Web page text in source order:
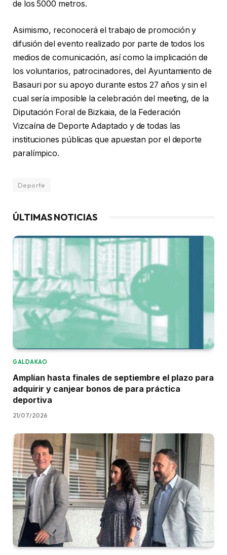
de los 5000 metros.
Asimismo, reconocerá el trabajo de promoción y
difusión del evento realizado por parte de todos los
medios de comunicación, así como la implicación de
los voluntarios, patrocinadores, del Ayuntamiento de
Basauri por su apoyo durante estos 27 años y sin el
cual sería imposible la celebración del meeting, de la
Diputación Foral de Bizkaia, de la Federación
Vizcaína de Deporte Adaptado y de todas las
instituciones públicas que apuestan por el deporte
paralímpico.
Deporte
ÚLTIMAS NOTICIAS
GALDAKAO
Amplían hasta finales de septiembre el plazo para
adquirir y canjear bonos de para práctica
deportiva
21/07/2026